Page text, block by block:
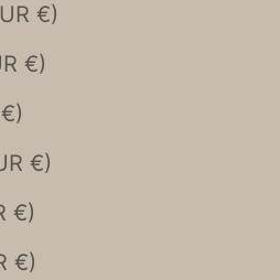
Slovaquie (EUR €)
Slovénie (EUR €)
Suède (EUR €)
Tchéquie (EUR €)
Turquie (EUR €)
Ukraine (EUR €)